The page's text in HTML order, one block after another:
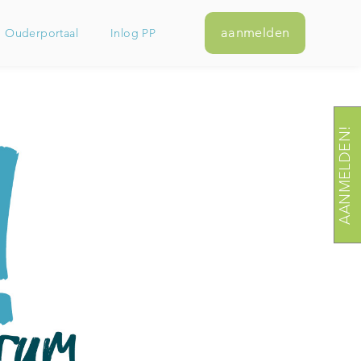
Ouderportaal Inlog PP aanmelden
AANMELDEN!